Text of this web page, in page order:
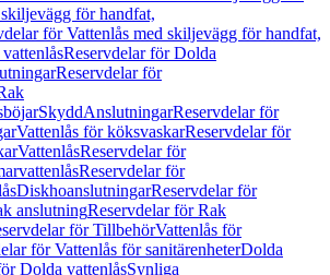
för handfat,
för Vattenlås med skiljevägg för handfat,
Reservdelar för Dolda
Reservdelar för
SkyddAnslutningarReservdelar för
Vattenlås för köksvaskarReservdelar för
VattenlåsReservdelar för
Reservdelar för
DiskhoanslutningarReservdelar för
anslutningReservdelar för Rak
för TillbehörVattenlås för
för Vattenlås för sanitärenheterDolda
Dolda vattenlåsSynliga